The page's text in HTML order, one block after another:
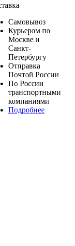
Самовывоз
Курьером по
Москве и
Санкт-
Петербургу
Отправка
Почтой России
По России
транспортными
компаниями
Подробнее